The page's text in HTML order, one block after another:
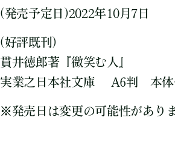
(発売予定日)2022年10月7日
(好評既刊)
貫井徳郎著『微笑む人』
実業之日本社文庫 A6判 本体
※発売日は変更の可能性があり